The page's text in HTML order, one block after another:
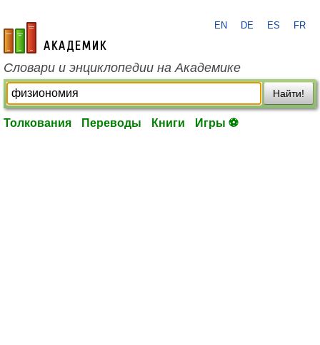
academic.ru
EN DE ES FR
Словари и энциклопедии на Академике
Найти!
Толкования Переводы Книги Игры ⚽